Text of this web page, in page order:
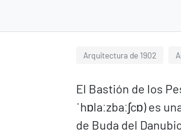
Arquitectura de 1902
El Bastión de los
ˈhɒlaːzbaːʃcɒ) es
de Buda del